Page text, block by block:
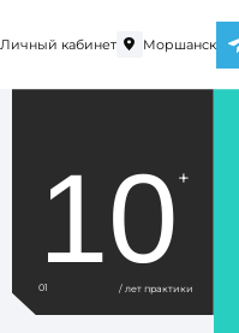
Личный кабинет Моршанск
10 +
01 / лет практики